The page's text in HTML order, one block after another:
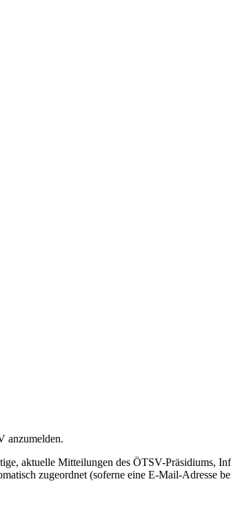
anzumelden.
aktuelle Mitteilungen des ÖTSV-Präsidiums,
zugeordnet (soferne eine E-Mail-Adresse